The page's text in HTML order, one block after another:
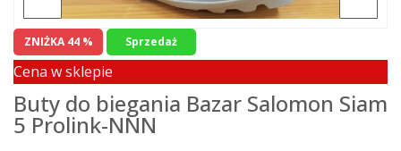
ZNIŻKA 44 % Sprzedaż
Cena w sklepie
Buty do biegania Bazar Salomon Siam
5 Prolink-NNN